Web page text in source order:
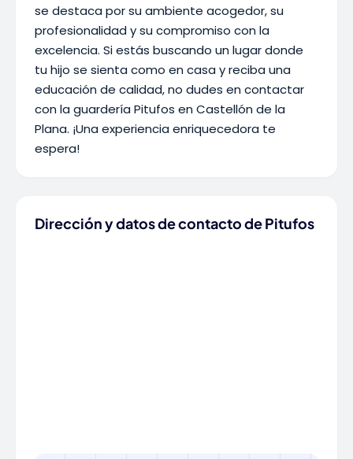
se destaca por su ambiente acogedor, su
profesionalidad y su compromiso con la
excelencia. Si estás buscando un lugar donde
tu hijo se sienta como en casa y reciba una
educación de calidad, no dudes en contactar
con la guardería Pitufos en Castellón de la
Plana. ¡Una experiencia enriquecedora te
espera!
Dirección y datos de contacto de Pitufos